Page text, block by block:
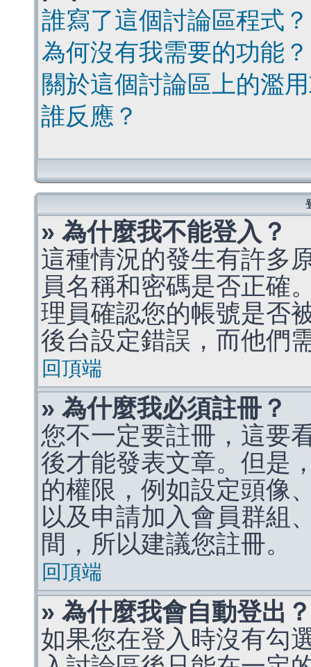
誰寫了這個討論區程式？
為何沒有我需要的功能？
關於這個討論區上的濫
誰反應？
» 為什麼我不能登入？
這種情況的發生有許多
員名稱和密碼是否正確
理員確認您的帳號是否
後台設定錯誤，而他們
回頂端
» 為什麼我必須註冊？
您不一定要註冊，這要
後才能發表文章。但是
的權限，例如設定頭像
以及申請加入會員群組
間，所以建議您註冊。
回頂端
» 為什麼我會自動登出？
如果您在登入時沒有勾